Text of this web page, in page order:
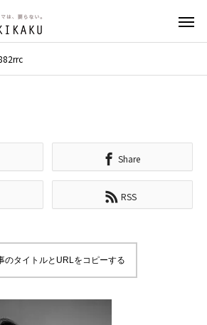
Share
RSS
のタイトルとURLをコピーする